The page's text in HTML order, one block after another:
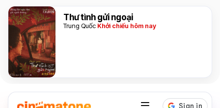
Thư tình gửi ngoại
Trung Quốc Khởi chiếu hôm nay